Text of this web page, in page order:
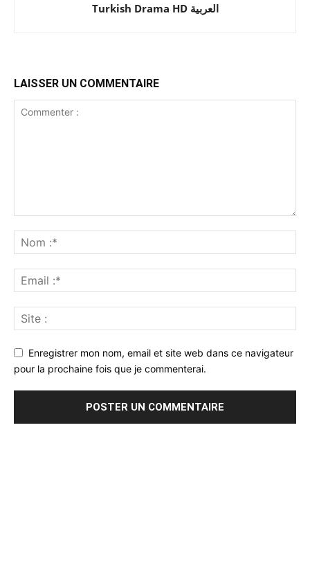
Turkish Drama HD العربية
LAISSER UN COMMENTAIRE
Enregistrer mon nom, email et site web dans ce navigateur
pour la prochaine fois que je commenterai.